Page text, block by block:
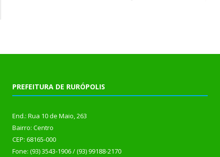
PREFEITURA DE RURÓPOLIS
End.: Rua 10 de Maio, 263
Bairro: Centro
CEP: 68165-000
Fone: (93) 3543-1906 / (93) 99188-2170